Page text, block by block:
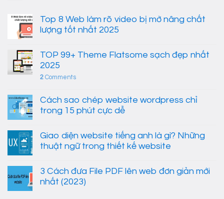
Top 8 Web làm rõ video bị mờ nâng chất
lượng tốt nhất 2025
TOP 99+ Theme Flatsome sạch đẹp nhất
2025
2 Comments
Cách sao chép website wordpress chỉ
trong 15 phút cực dễ
Giao diện website tiếng anh là gì? Những
thuật ngữ trong thiết kế website
3 Cách đưa File PDF lên web đơn giản mới
nhất (2023)